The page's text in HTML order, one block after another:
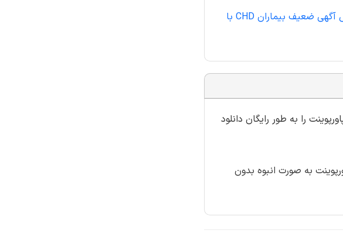
اگر مایل به تهیه مقاله کامل با فرمت ورد مقاله "اثر پیش بینانه هیجانات روانی منفی اضطراب و افسردگی بر پیش آگهی ضعیف بیماران CHD با
را به طور رایگان دانلود
به صورت انبوه بدون